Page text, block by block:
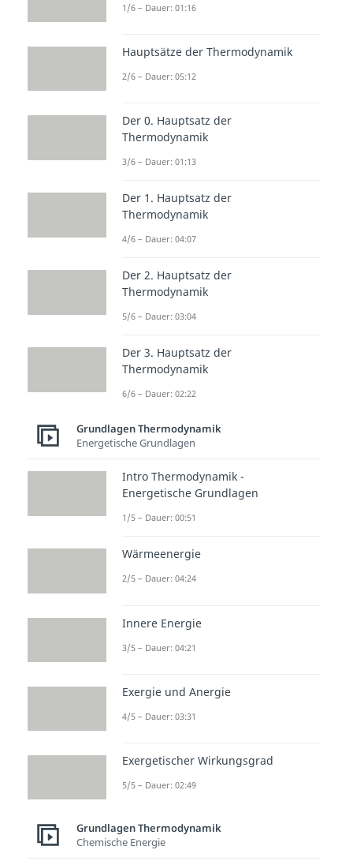
Grundlagen
Thermodynamik
Thermodynamik II
Dauer: 01:22
Gemische - Grundlagen
Gemische - Zustandsgrößen
Feuchte Luft - Grundlagen
Dauer: 04:26
Feuchte Luft - Zustandsgrößen
Dauer: 04:26
Mehrphasengemische - Übung
Dauer: 03:27
1/6 – Dauer: 01:16
Hauptsätze der Thermodynamik
2/6 – Dauer: 05:12
Der 0. Hauptsatz der
Thermodynamik
3/6 – Dauer: 01:13
Der 1. Hauptsatz der
Thermodynamik
4/6 – Dauer: 04:07
Der 2. Hauptsatz der
Thermodynamik
5/6 – Dauer: 03:04
Der 3. Hauptsatz der
Thermodynamik
6/6 – Dauer: 02:22
Grundlagen Thermodynamik
Energetische Grundlagen
Intro Thermodynamik -
Energetische Grundlagen
1/5 – Dauer: 00:51
Wärmeenergie
2/5 – Dauer: 04:24
Innere Energie
3/5 – Dauer: 04:21
Exergie und Anergie
4/5 – Dauer: 03:31
Exergetischer Wirkungsgrad
5/5 – Dauer: 02:49
Grundlagen Thermodynamik
Chemische Energie